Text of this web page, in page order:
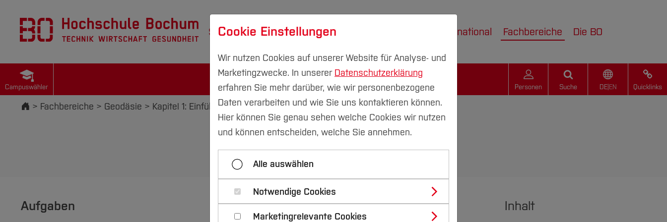
Studium Forschung & Transfer International Fachbereiche Die BO
Campuswähler Personen Suche DE| EN Quicklinks
Startseite
Fachbereiche Geodäsie Kapitel 1: Einführung Aufgaben
Aufgaben
Aufgaben Inhalt
Cookie Einstellungen
Wir nutzen Cookies auf unserer Website für Analyse- und
Marketingzwecke. In unserer Datenschutzerklärung
erfahren Sie mehr darüber, wie wir personenbezogene
Daten verarbeiten und wie Sie uns kontaktieren können.
Hier können Sie genau sehen welche Cookies wir nutzen
und können entscheiden, welche Sie annehmen.
Alle auswählen
Notwendige Cookies
Marketingrelevante Cookies